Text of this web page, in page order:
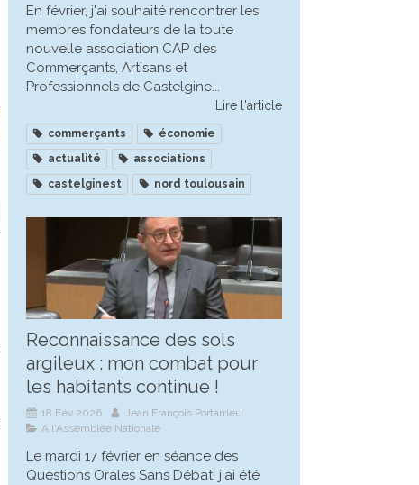
En février, j'ai souhaité rencontrer les
membres fondateurs de la toute
nouvelle association CAP des
Commerçants, Artisans et
Professionnels de Castelgine...
Lire l'article
commerçants
économie
actualité
associations
castelginest
nord toulousain
Reconnaissance des sols
argileux : mon combat pour
les habitants continue !
18 Fév 2026
Jean François Portarrieu
A l'Assemblée Nationale
Le mardi 17 février en séance des
Questions Orales Sans Débat, j'ai été